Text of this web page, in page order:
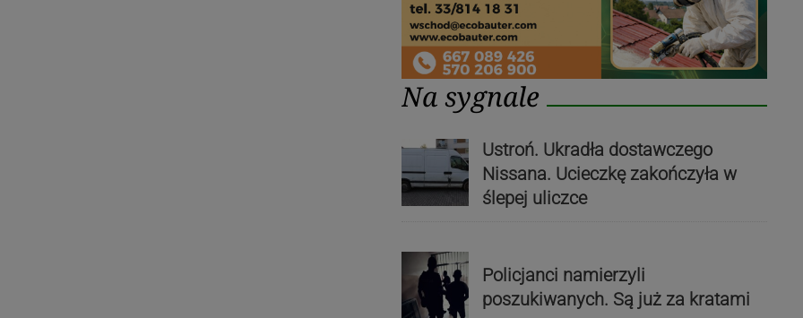
Na sygnale
Ustroń. Ukradła dostawczego
Nissana. Ucieczkę zakończyła w
ślepej uliczce
Policjanci namierzyli
poszukiwanych. Są już za kratami